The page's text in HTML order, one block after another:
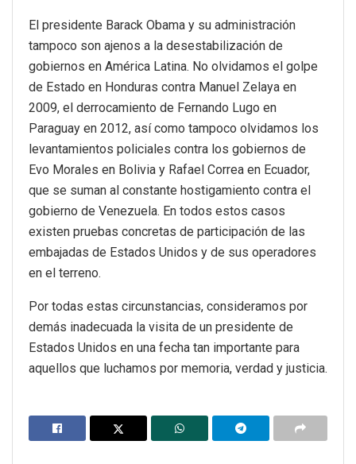
El presidente Barack Obama y su administración
tampoco son ajenos a la desestabilización de
gobiernos en América Latina. No olvidamos el golpe
de Estado en Honduras contra Manuel Zelaya en
2009, el derrocamiento de Fernando Lugo en
Paraguay en 2012, así como tampoco olvidamos los
levantamientos policiales contra los gobiernos de
Evo Morales en Bolivia y Rafael Correa en Ecuador,
que se suman al constante hostigamiento contra el
gobierno de Venezuela. En todos estos casos
existen pruebas concretas de participación de las
embajadas de Estados Unidos y de sus operadores
en el terreno.
Por todas estas circunstancias, consideramos por
demás inadecuada la visita de un presidente de
Estados Unidos en una fecha tan importante para
aquellos que luchamos por memoria, verdad y justicia.